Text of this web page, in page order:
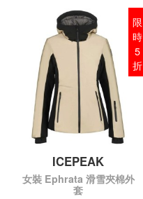
ICEPEAK
女裝 Ephrata 滑雪夾棉外
套
限
時
5
折